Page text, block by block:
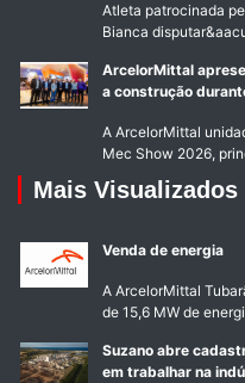
Atleta patrocinada
Bianca
ArcelorMittal
a construção
A ArcelorMittal
Mec Show 2026,
Mais Visualizados
Venda de energia
A ArcelorMittal
de 15,6 MW de
Suzano abre
em trabalhar na